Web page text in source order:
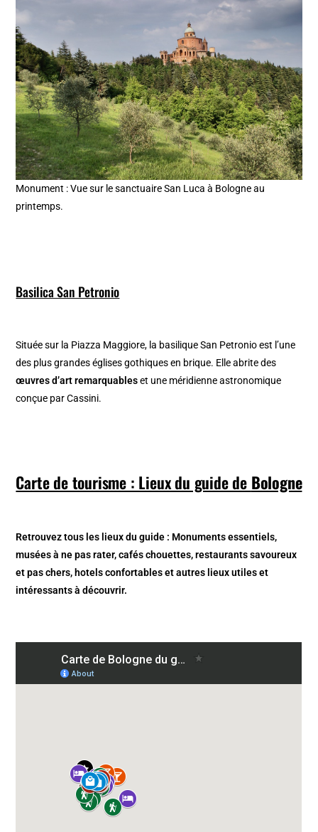
Monument : Vue sur le sanctuaire San Luca à Bologne au
printemps.
Basilica San Petronio
Située sur la Piazza Maggiore, la basilique San Petronio est l’une
des plus grandes églises gothiques en brique. Elle abrite des
œuvres d’art remarquableset une méridienne astronomique
conçue par Cassini.
Carte de tourisme : Lieux du guide de Bologne
Retrouvez tous les lieux du guide : Monuments essentiels,
musées à ne pas rater, cafés chouettes, restaurants savoureux
et pas chers, hotels confortables et autres lieux utiles et
intéressants à découvrir.